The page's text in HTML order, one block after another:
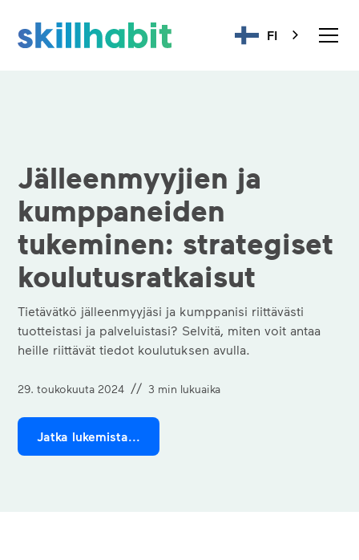
FI
Jälleenmyyjien ja
kumppaneiden
tukeminen: strategiset
koulutusratkaisut
Tietävätkö jälleenmyyjäsi ja kumppanisi riittävästi
tuotteistasi ja palveluistasi? Selvitä, miten voit antaa
heille riittävät tiedot koulutuksen avulla.
29. toukokuuta 2024 // 3 min lukuaika
Jatka lukemista...